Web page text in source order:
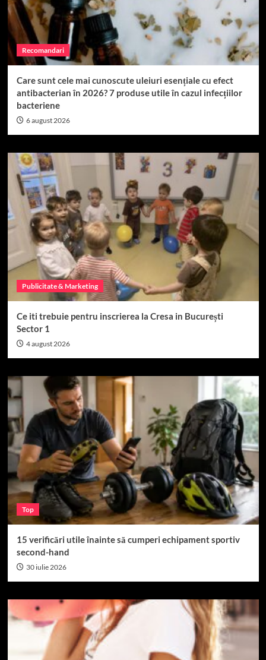
Recomandari
Care sunt cele mai cunoscute uleiuri esențiale cu efect
antibacterian în 2026? 7 produse utile în cazul infecțiilor
bacteriene
6 august 2026
Publicitate & Marketing
Ce iti trebuie pentru inscrierea la Cresa in București
Sector 1
4 august 2026
Top
15 verificări utile înainte să cumperi echipament sportiv
second-hand
30 iulie 2026